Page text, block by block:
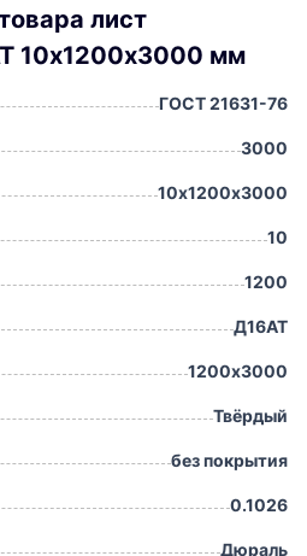
лист
10х1200х3000 мм
ГОСТ 21631-76
3000
10х1200х3000
10
1200
Д16АТ
1200х3000
Твёрдый
без покрытия
0.1026
Дюраль